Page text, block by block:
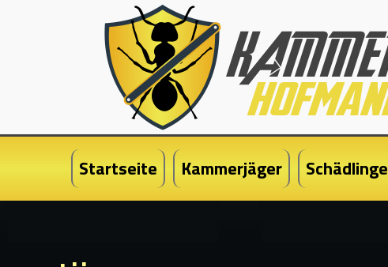
Startseite Kammerjäger Schädlinge